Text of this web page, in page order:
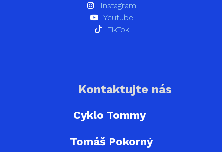
Instagram
Youtube
TikTok
Kontaktujte nás
Cyklo Tommy
Tomáš Pokorný